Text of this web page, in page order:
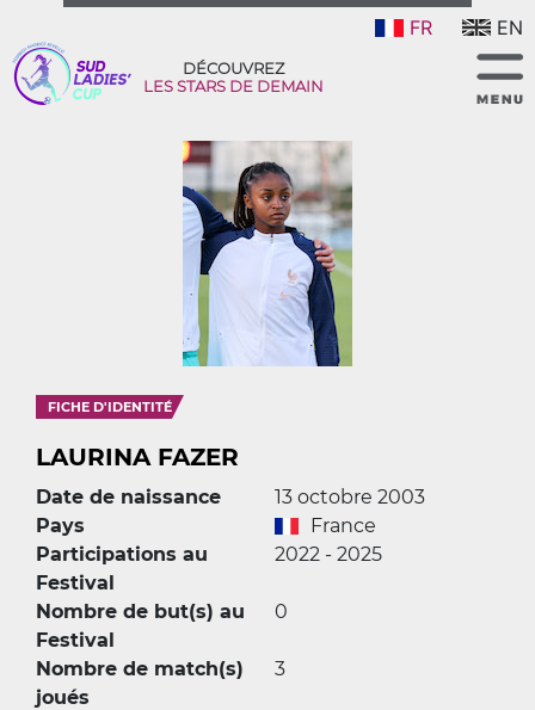
FR EN
DÉCOUVREZ
LES STARS DE DEMAIN
FICHE D'IDENTITÉ
LAURINA FAZER
Date de naissance
13 octobre 2003
Pays
France
Participations au
Festival
2022 - 2025
Nombre de but(s) au
Festival
0
Nombre de match(s)
joués
3